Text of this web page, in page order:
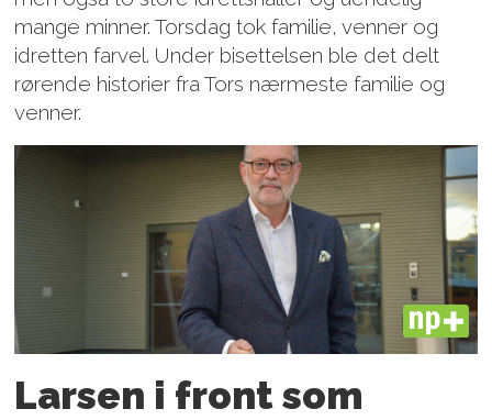
mange minner. Torsdag tok familie, venner og
idretten farvel. Under bisettelsen ble det delt
rørende historier fra Tors nærmeste familie og
venner.
PLUS
Larsen i front som